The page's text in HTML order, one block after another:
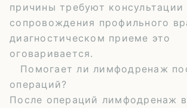
причины требуют
сопровождения профильного
диагностическом приеме это
оговаривается.
Помогает ли лимфодренаж
операций?
После операций лимфодренаж